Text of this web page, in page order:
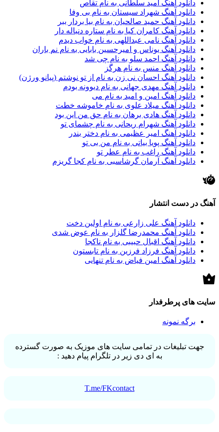
دانلود آهنگ امید سلطانی به نام تقاص
دانلود آهنگ شهراد سیستان به نام بی وفا
دانلود آهنگ حمید صالحیان به نام بیا بردار ببر
دانلود آهنگ کامران کیا به نام ستاره دنباله دار
دانلود آهنگ نامی عبداللهی به نام خواب دیدم
دانلود آهنگ یوناس و امیرحسین بابایی به نام نم باران
دانلود آهنگ احمد سلو به نام چی شد
دانلود آهنگ منس به نام هرگز
دانلود آهنگ احسان نی زن به نام از تو نوشتم (پیانو ورژن)
دانلود آهنگ مهدی جهانی به نام دیوونه بودم
دانلود آهنگ امین و امید به نام می
دانلود آهنگ میلاد علوی به نام خاموشه خطت
دانلود آهنگ هادی برهان به نام حق من این بود
دانلود آهنگ شهرام ریحانی به نام چشمای تو
دانلود آهنگ امیر عظیمی به نام دختر بندر
دانلود آهنگ پویا بیاتی به نام من بی تو
دانلود آهنگ راغب به نام عطر تو
دانلود آهنگ آرمان گرشاسبی به نام کجا گریزم
آهنگ در دست انتشار
دانلود آهنگ علی زارعی به نام اولین دخت
دانلود آهنگ محمدرضا گلزار به نام عوض شدی
دانلود آهنگ اقبال حبیبی به نام ناکجا
دانلود آهنگ فرزاد فرزین به نام تابستون
دانلود آهنگ امین فیاض به نام تنهایی
سایت های پرطرفدار
برگه نمونه
جهت تبلیغات در تمامی سایت های موزیک به صورت گسترده
به ای دی زیر در تلگرام پیام دهید :
T.me/FKcontact